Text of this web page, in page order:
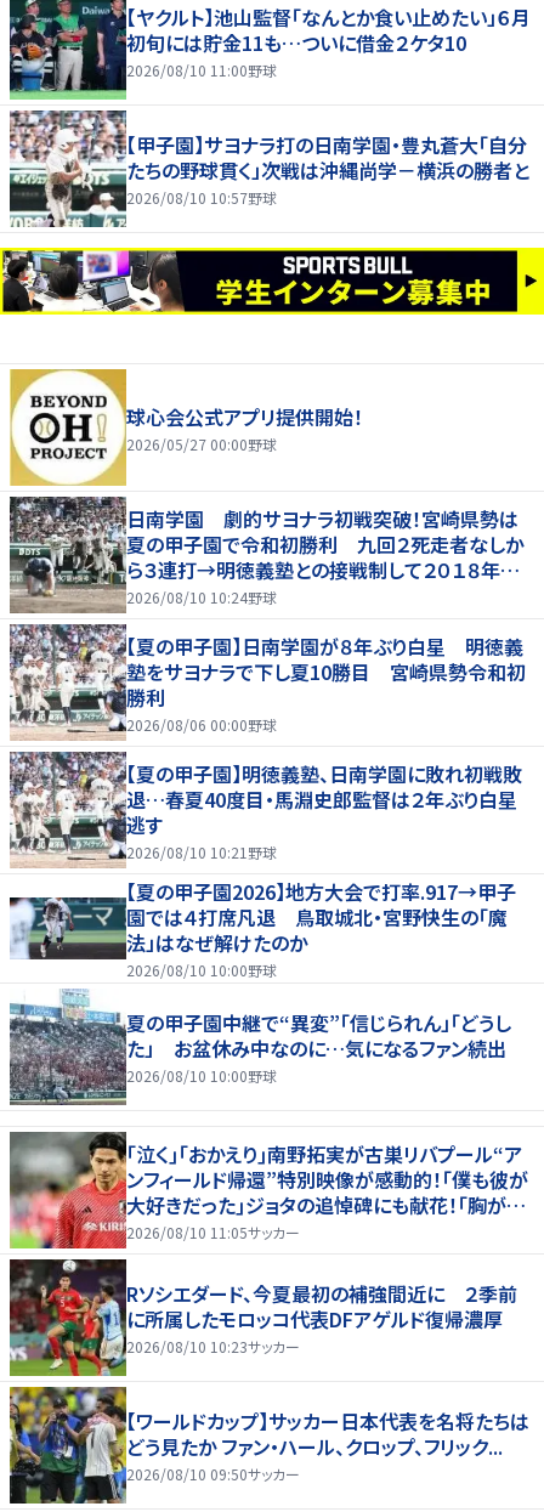
【ヤクルト】池山監督「なんとか食い止めたい」６月
初旬には貯金11も…ついに借金２ケタ10
2026/08/10 11:00野球
【甲子園】サヨナラ打の日南学園・豊丸蒼大「自分
たちの野球貫く」次戦は沖縄尚学－横浜の勝者と
2026/08/10 10:57野球
球心会公式アプリ提供開始！
2026/05/27 00:00野球
日南学園 劇的サヨナラ初戦突破！宮崎県勢は
夏の甲子園で令和初勝利 九回２死走者なしか
ら３連打→明徳義塾との接戦制して２０１８年以
来の勝利
2026/08/10 10:24野球
【夏の甲子園】日南学園が８年ぶり白星 明徳義
塾をサヨナラで下し夏10勝目 宮崎県勢令和初
勝利
2026/08/06 00:00野球
【夏の甲子園】明徳義塾、日南学園に敗れ初戦敗
退…春夏40度目・馬淵史郎監督は２年ぶり白星
逃す
2026/08/10 10:21 野球
【夏の甲子園2026】地方大会で打率.917→甲子
園では４打席凡退 鳥取城北・宮野快生の「魔
法」はなぜ解けたのか
2026/08/10 10:00野球
夏の甲子園中継で“異変”「信じられん」「どうし
た」 お盆休み中なのに…気になるファン続出
2026/08/10 10:00野球
｢泣く｣｢おかえり｣南野拓実が古巣リバプール“ア
ンフィールド帰還”特別映像が感動的！｢僕も彼が
大好きだった｣ジョタの追悼碑にも献花！｢胸が熱
くなります…｣
2026/08/10 11:05サッカー
Rソシエダード、今夏最初の補強間近に ２季前
に所属したモロッコ代表DFアゲルド復帰濃厚
2026/08/10 10:23サッカー
【ワールドカップ】サッカー日本代表を名将たちは
どう見たか ファン・ハール、クロップ、フリック...
2026/08/10 09:50サッカー